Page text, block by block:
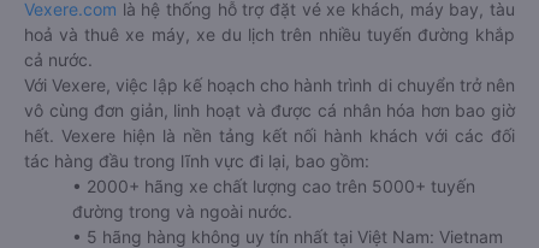
Vexere.com là hệ thống hỗ trợ đặt vé xe khách, máy bay, tàu
hoả và thuê xe máy, xe du lịch trên nhiều tuyến đường khắp
cả nước.
Với Vexere, việc lập kế hoạch cho hành trình di chuyển trở nên
vô cùng đơn giản, linh hoạt và được cá nhân hóa hơn bao giờ
hết. Vexere hiện là nền tảng kết nối hành khách với các đối
tác hàng đầu trong lĩnh vực đi lại, bao gồm:
• 2000+ hãng xe chất lượng cao trên 5000+ tuyến
đường trong và ngoài nước.
• 5 hãng hàng không uy tín nhất tại Việt Nam: Vietnam